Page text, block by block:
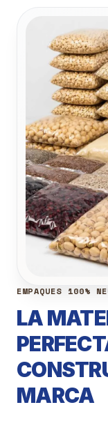
EMPAQUES 100%
LA
MARCA